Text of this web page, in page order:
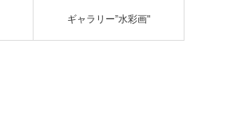
ギャラリー”水彩画"